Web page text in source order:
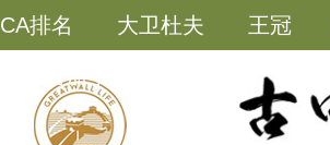
CA排名 大卫杜夫 王冠
古中雪茄小助手